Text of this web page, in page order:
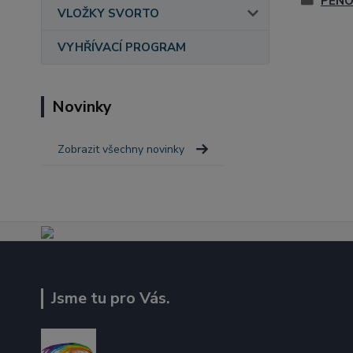
VLOŽKY SVORTO
VYHŘÍVACÍ PROGRAM
Novinky
Zobrazit všechny novinky
Jsme tu pro Vás.